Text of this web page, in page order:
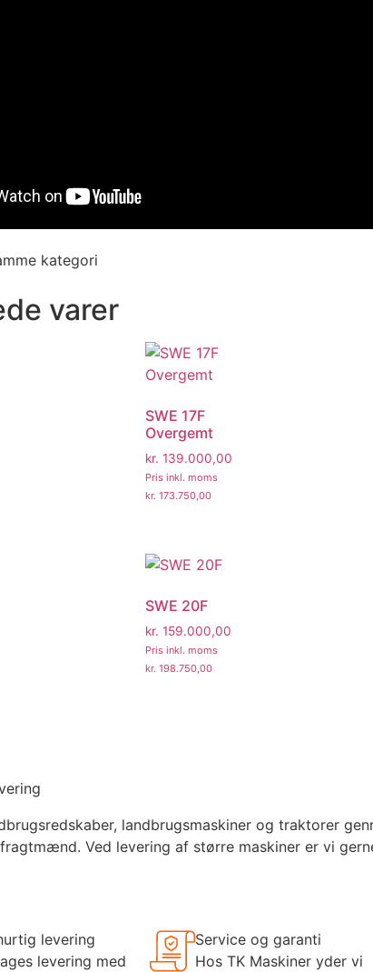
kategori
varer
SWE 17F
Overgemt
kr. 139.000,00
Pris inkl. moms
kr. 173.750,00
SWE 20F
kr. 159.000,00
Pris inkl. moms
kr. 198.750,00
landbrugsmaskiner og traktorer
Ved levering af større maskiner er vi
levering
levering med
Service og garanti
Hos TK Maskiner yder vi